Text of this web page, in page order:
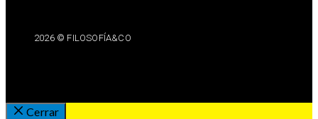
2026 © FILOSOFÍA&CO
Cerrar